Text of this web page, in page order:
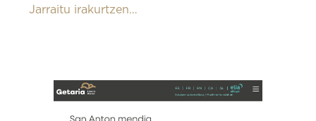
Jarraitu irakurtzen…